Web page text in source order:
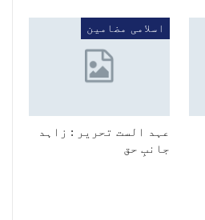
اسلامی مضامین
عہد الست تحریر : زاہد
جانبِ حق